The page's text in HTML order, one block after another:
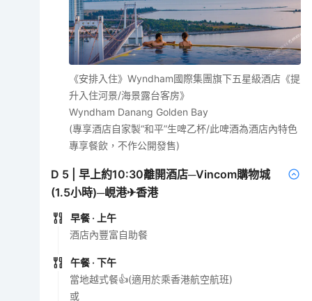
《安排入住》Wyndham國際集團旗下五星級酒店《提
升入住河景/海景露台客房》
Wyndham Danang Golden Bay
(專享酒店自家製“和平”生啤乙杯/此啤酒為酒店內特色
專享餐飲，不作公開發售)
D 5 |早上約10:30離開酒店─Vincom購物城
(1.5小時)─峴港✈香港
早餐 · 上午
酒店內豐富自助餐
午餐 · 下午
當地越式餐👍(適用於乘香港航空航班)
或